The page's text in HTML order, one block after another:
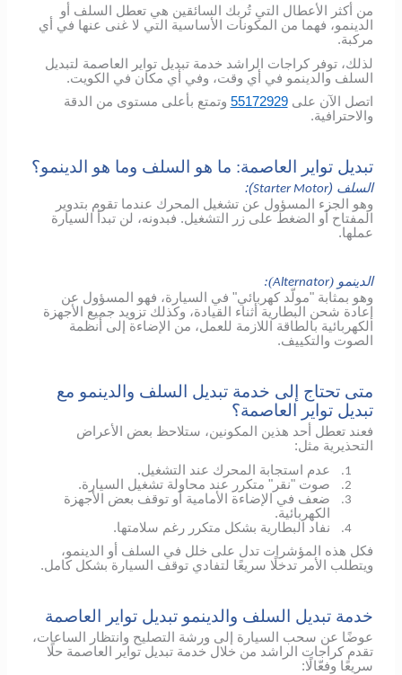
من أكثر الأعطال التي تُربك السائقين هي تعطل السلف أو
الدينمو، فهما من المكونات الأساسية التي لا غنى عنها في أي
مركبة.
لذلك، توفر كراجات الراشد خدمة تبديل تواير العاصمة لتبديل
السلف والدينمو في أي وقت، وفي أي مكان في الكويت.
اتصل الآن على55172929 وتمتع بأعلى مستوى من الدقة
والاحترافية.
تبديل تواير العاصمة: ما هو السلف وما هو الدينمو؟
السلف (Starter Motor
):
وهو الجزء المسؤول عن تشغيل المحرك عندما تقوم بتدوير
المفتاح أو الضغط على زر التشغيل. فبدونه، لن تبدأ السيارة
عملها.
الدينمو (Alternator
):
وهو بمثابة "مولّد كهربائي" في السيارة، فهو المسؤول عن
إعادة شحن البطارية أثناء القيادة، وكذلك تزويد جميع الأجهزة
الكهربائية بالطاقة اللازمة للعمل، من الإضاءة إلى أنظمة
الصوت والتكييف.
متى تحتاج إلى خدمة تبديل السلف والدينمو مع
تبديل تواير العاصمة؟
فعند تعطل أحد هذين المكونين، ستلاحظ بعض الأعراض
التحذيرية مثل:
1. عدم استجابة المحرك عند التشغيل.
2. صوت "نقر" متكرر عند محاولة تشغيل السيارة.
3.
ضعف في الإضاءة الأمامية أو توقف بعض الأجهزة
الكهربائية.
4.
نفاد البطارية بشكل متكرر رغم سلامتها.
فكل هذه المؤشرات تدل على خلل في السلف أو الدينمو،
ويتطلب الأمر تدخلًا سريعًا لتفادي توقف السيارة بشكل كامل.
خدمة تبديل السلف والدينمو تبديل تواير العاصمة
عوضًا عن سحب السيارة إلى ورشة التصليح وانتظار الساعات،
تقدم كراجات الراشد من خلال خدمة تبديل تواير العاصمة حلًا
سريعًا وفعّالًا: